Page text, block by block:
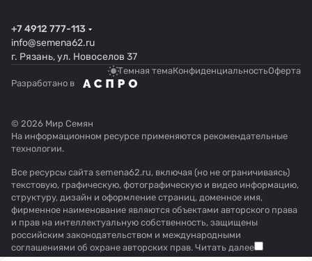
+7 4912 777-113
info@semena62.ru
г. Рязань, ул. Новоселов 37
Темная темаКонфиденциальностьОферта
Разработано в
© 2026 Мир Семян
На информационном ресурсе применяются рекомендательные
технологии.
Все ресурсы сайта semena62.ru, включая (но не ограничиваясь)
текстовую, графическую, фотографическую и видео информацию,
структуру, дизайн и оформление страниц, доменное имя,
фирменное наименование являются объектами авторского права
и прав на интеллектуальную собственность, защищены
российским законодательством и международными
соглашениями об охране авторских прав. Читать далее